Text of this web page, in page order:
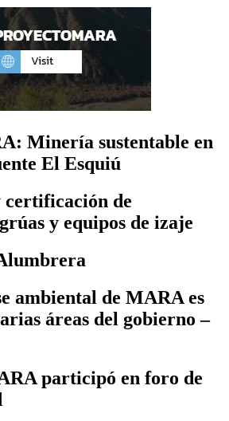
Minería sustentable en
El Esquiú
certificación de
y equipos de izaje
ambiental de MARA es
áreas del gobierno –
participó en foro de